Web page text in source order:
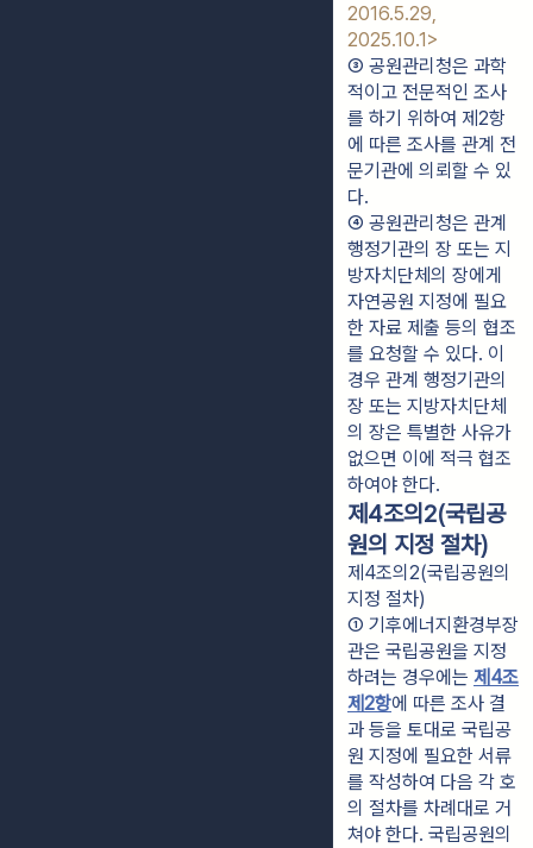
2016.5.29,
2025.10.1>
③ 공원관리청은 과학
적이고 전문적인 조사
를 하기 위하여 제2항
에 따른 조사를 관계 전
문기관에 의뢰할 수 있
다.
④ 공원관리청은 관계
행정기관의 장 또는 지
방자치단체의 장에게
자연공원 지정에 필요
한 자료 제출 등의 협조
를 요청할 수 있다. 이
경우 관계 행정기관의
장 또는 지방자치단체
의 장은 특별한 사유가
없으면 이에 적극 협조
하여야 한다.
제4조의2(국립공
원의 지정 절차)
제4조의2(국립공원의
지정 절차)
① 기후에너지환경부장
관은 국립공원을 지정
하려는 경우에는 제4조
제2항에 따른 조사 결
과 등을 토대로 국립공
원 지정에 필요한 서류
를 작성하여 다음 각 호
의 절차를 차례대로 거
쳐야 한다. 국립공원의